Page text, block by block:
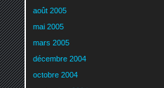
août 2005
mai 2005
mars 2005
décembre 2004
octobre 2004